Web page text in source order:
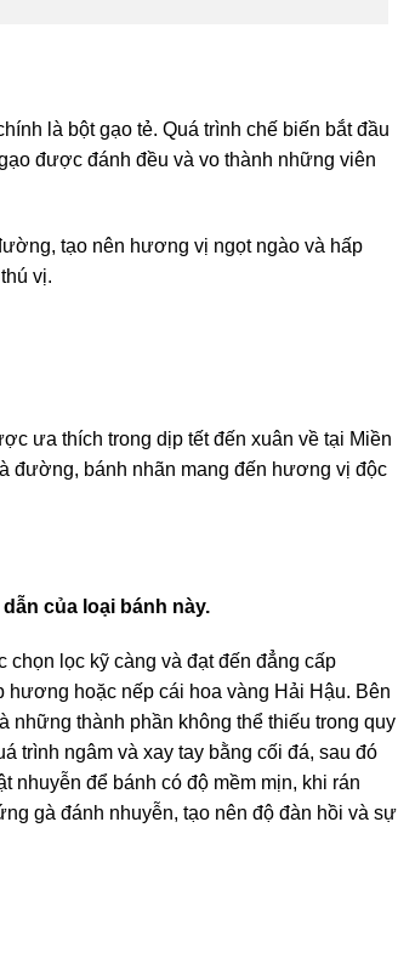
là bột gạo tẻ. Quá trình chế biến bắt đầu
được đánh đều và vo thành những viên
tạo nên hương vị ngọt ngào và hấp
vị.
ưa thích trong dịp tết đến xuân về tại Miền
đường, bánh nhãn mang đến hương vị độc
của loại bánh này.
lọc kỹ càng và đạt đến đẳng cấp
hoặc nếp cái hoa vàng Hải Hậu. Bên
thành phần không thể thiếu trong quy
trình ngâm và xay tay bằng cối đá, sau đó
nhuyễn để bánh có độ mềm mịn, khi rán
gà đánh nhuyễn, tạo nên độ đàn hồi và sự